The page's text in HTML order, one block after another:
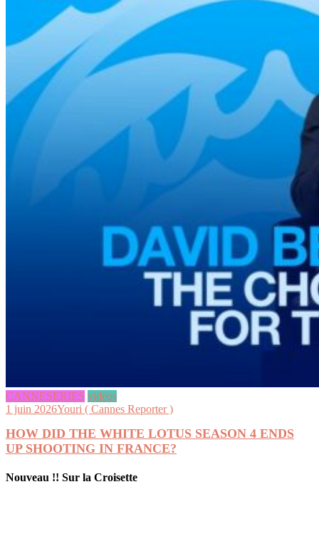
CANNESERIES videos
1 juin 2026Youri ( Cannes Reporter )
HOW DID THE WHITE LOTUS SEASON 4 ENDS
UP SHOOTING IN FRANCE?
Nouveau !! Sur la Croisette